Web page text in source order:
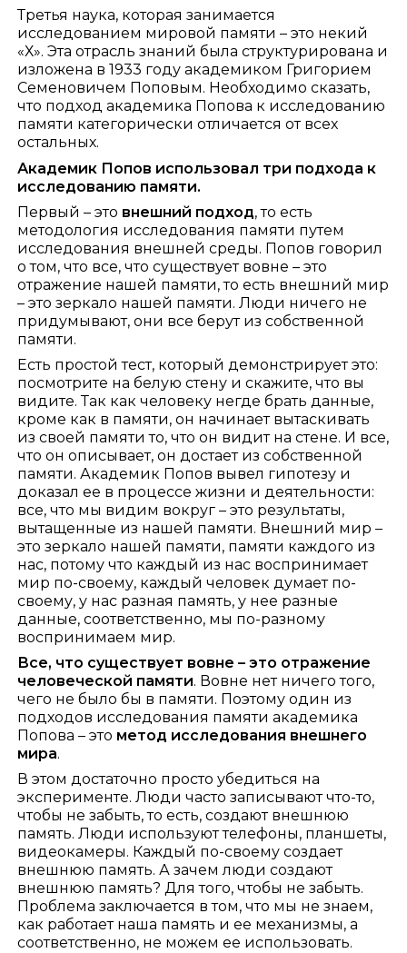
Третья наука, которая занимается
исследованием мировой памяти – это некий
«Х». Эта отрасль знаний была структурирована и
изложена в 1933 году академиком Григорием
Семеновичем Поповым. Необходимо сказать,
что подход академика Попова к исследованию
памяти категорически отличается от всех
остальных.
Академик Попов использовал три подхода к
исследованию памяти.
Первый – это внешний подход, то есть
методология исследования памяти путем
исследования внешней среды. Попов говорил
о том, что все, что существует вовне – это
отражение нашей памяти, то есть внешний мир
– это зеркало нашей памяти. Люди ничего не
придумывают, они все берут из собственной
памяти.
Есть простой тест, который демонстрирует это:
посмотрите на белую стену и скажите, что вы
видите. Так как человеку негде брать данные,
кроме как в памяти, он начинает вытаскивать
из своей памяти то, что он видит на стене. И все,
что он описывает, он достает из собственной
памяти. Академик Попов вывел гипотезу и
доказал ее в процессе жизни и деятельности:
все, что мы видим вокруг – это результаты,
вытащенные из нашей памяти. Внешний мир –
это зеркало нашей памяти, памяти каждого из
нас, потому что каждый из нас воспринимает
мир по-своему, каждый человек думает по-
своему, у нас разная память, у нее разные
данные, соответственно, мы по-разному
воспринимаем мир.
Все, что существует вовне – это отражение
человеческой памяти. Вовне нет ничего того,
чего не было бы в памяти. Поэтому один из
подходов исследования памяти академика
Попова – это метод исследования внешнего
мира.
В этом достаточно просто убедиться на
эксперименте. Люди часто записывают что-то,
чтобы не забыть, то есть, создают внешнюю
память. Люди используют телефоны, планшеты,
видеокамеры. Каждый по-своему создает
внешнюю память. А зачем люди создают
внешнюю память? Для того, чтобы не забыть.
Проблема заключается в том, что мы не знаем,
как работает наша память и ее механизмы, а
соответственно, не можем ее использовать.